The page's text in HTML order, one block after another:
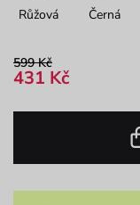
Růžová Černá
599 Kč
431 Kč